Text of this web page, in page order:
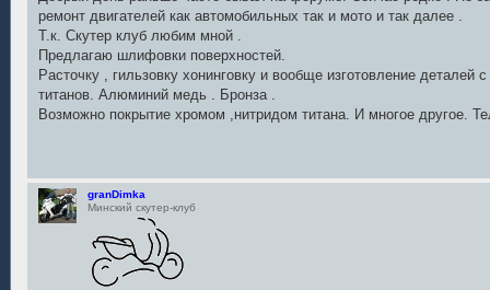
щ
е
и
е
ремонт двигателей как автомобильных так и мото и так далее .
Т.к. Скутер клуб любим мной .
Предлагаю шлифовки поверхностей.
Расточку , гильзовку хонинговку и вообще изготовление
титанов. Алюминий медь . Бронза .
Возможно покрытие хромом ,нитридом титана. И многое другое.
granDimka
Минский скутер-клуб